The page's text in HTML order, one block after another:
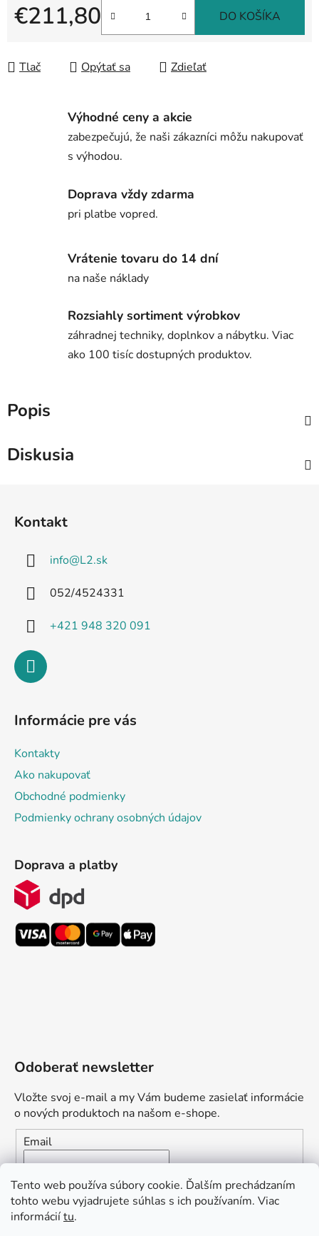
Tento web používa súbory cookie. Ďalším prechádzaním
tohto webu vyjadrujete súhlas s ich používaním. Viac
informáciítu.
€211,80 DO KOŠÍKA
Tlač Opýtať sa Zdieľať
Výhodné ceny a akcie
zabezpečujú, že naši zákazníci môžu nakupovať
s výhodou.
Doprava vždy zdarma
pri platbe vopred.
Vrátenie tovaru do 14 dní
na naše náklady
Rozsiahly sortiment výrobkov
záhradnej techniky, doplnkov a nábytku. Viac
ako 100 tisíc dostupných produktov.
Popis
Diskusia
Kontakt
info@L2.sk
052/4524331
+421 948 320 091
Informácie pre vás
Kontakty
Ako nakupovať
Obchodné podmienky
Podmienky ochrany osobných údajov
Doprava a platby
Odoberať newsletter
Vložte svoj e-mail a my Vám budeme zasielať informácie
o nových produktoch na našom e-shope.
Email
Vložením e-mailu súhlasíte s
podmienkami ochrany
osobných údajov